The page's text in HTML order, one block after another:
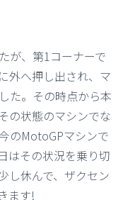
が、第1コーナーで
外へ押し出され、マ
た。その時点から本
の状態のマシンでな
のMotoGPマシンで
はその状況を乗り切
し休んで、ザクセン
ます!